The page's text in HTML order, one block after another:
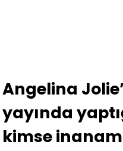
Angelina
yayında
kimse